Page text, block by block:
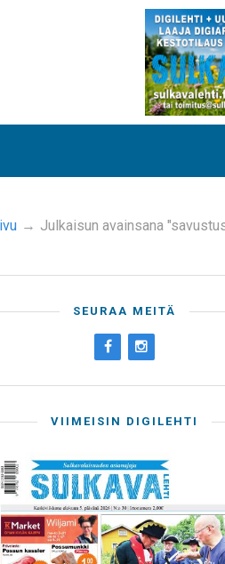
→ Julkaisun avainsana
SEURAA MEITÄ
VIIMEISIN DIGILEHTI